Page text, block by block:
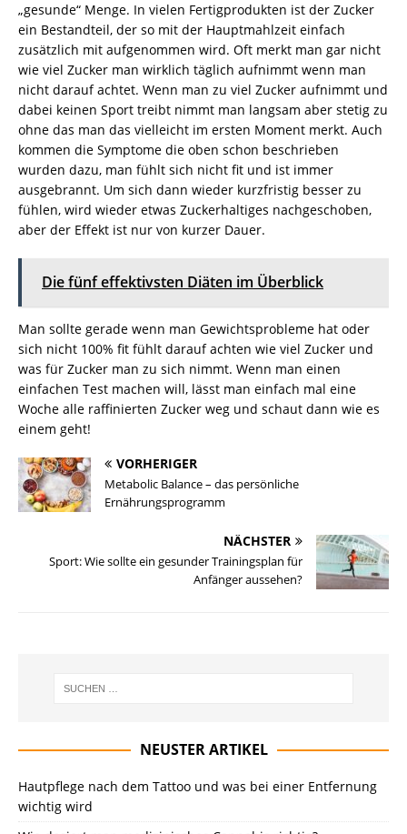
„gesunde“ Menge. In vielen Fertigprodukten ist der Zucker
ein Bestandteil, der so mit der Hauptmahlzeit einfach
zusätzlich mit aufgenommen wird. Oft merkt man gar nicht
wie viel Zucker man wirklich täglich aufnimmt wenn man
nicht darauf achtet. Wenn man zu viel Zucker aufnimmt und
dabei keinen Sport treibt nimmt man langsam aber stetig zu
ohne das man das vielleicht im ersten Moment merkt. Auch
kommen die Symptome die oben schon beschrieben
wurden dazu, man fühlt sich nicht fit und ist immer
ausgebrannt. Um sich dann wieder kurzfristig besser zu
fühlen, wird wieder etwas Zuckerhaltiges nachgeschoben,
aber der Effekt ist nur von kurzer Dauer.
Die fünf effektivsten Diäten im Überblick
Man sollte gerade wenn man Gewichtsprobleme hat oder
sich nicht 100% fit fühlt darauf achten wie viel Zucker und
was für Zucker man zu sich nimmt. Wenn man einen
einfachen Test machen will, lässt man einfach mal eine
Woche alle raffinierten Zucker weg und schaut dann wie es
einem geht!
VORHERIGER
Metabolic Balance – das persönliche
Ernährungsprogramm
NÄCHSTER
Sport: Wie sollte ein gesunder Trainingsplan für
Anfänger aussehen?
NEUSTER ARTIKEL
Hautpflege nach dem Tattoo und was bei einer Entfernung
wichtig wird